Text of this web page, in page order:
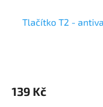
Tlačítko T2 -
139 Kč